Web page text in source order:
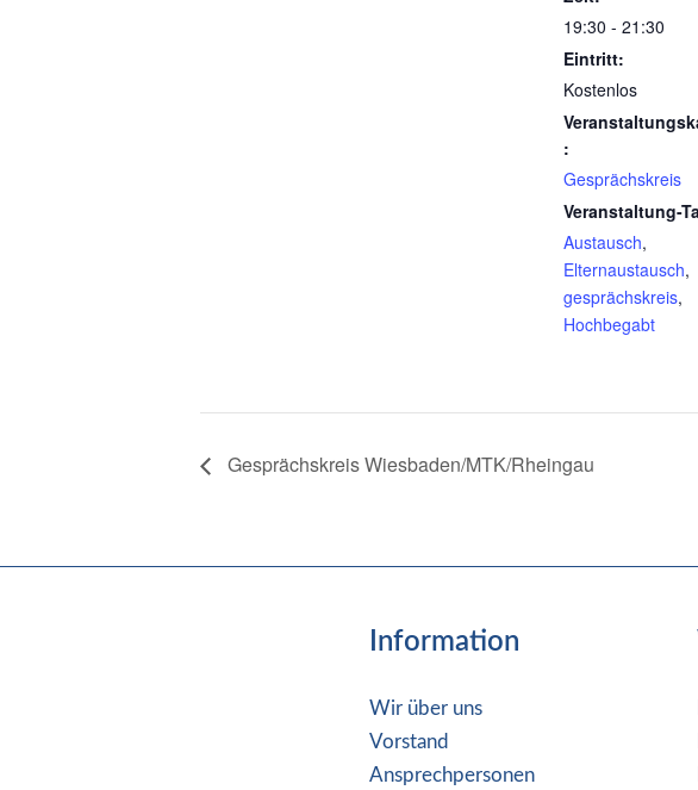
19:30 - 21:30
Eintritt:
Kostenlos
:
Gesprächskreis
Veranstaltung-
Austausch,
Elternaustausch,
gesprächskreis,
Hochbegabt
Gesprächskreis Wiesbaden/MTK/Rheingau
Information
Wir über uns
Vorstand
Ansprechpersonen